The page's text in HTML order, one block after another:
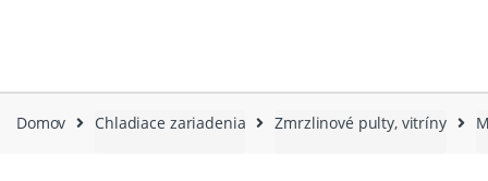
Domov Chladiace zariadenia Zmrzlinové pulty, vitríny